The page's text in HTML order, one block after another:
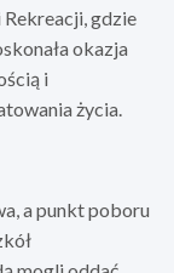
gdzie
okazja
i
życia.
a punkt poboru